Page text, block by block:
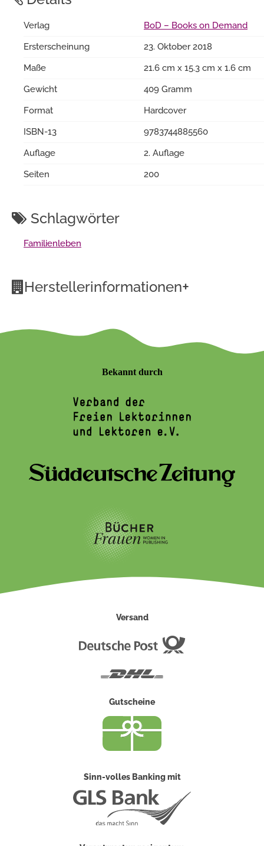
Verlag
BoD – Books on Demand
Ersterscheinung
23. Oktober 2018
Maße
21.6 cm x 15.3 cm x 1.6 cm
Gewicht
409 Gramm
Format
Hardcover
ISBN-13
9783744885560
Auflage
2. Auflage
Seiten
200
Schlagwörter
Familienleben
Herstellerinformationen+
Bekannt durch
Versand
Gutscheine
Sinn-volles Banking mit